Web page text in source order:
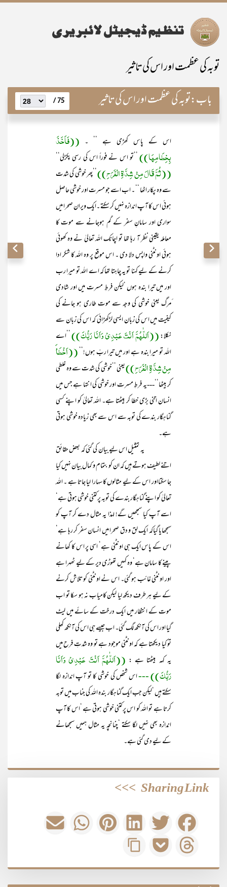
توبہ کی عظمت اور اس کی تاثیر
باب:توبہ کی عظمت اور اس کی تاثیر 75 /
اس کے پاس کھڑی ہے ‘‘ ۔ ((فَاَخَذَ
بِخِطَامِھَا)) ’’تو اس نے فوراً اس کی رسی پکڑلی‘‘
((ثُمَّ قَالَ مِنْ شِدَّۃِ الْفَرَحِ)) ’’پھر خوشی کی شدت
سے وہ پکار اٹھا ‘‘ ۔ اب اسے جو مسرت اور خوشی حاصل
ہوئی اس کا آپ اندازہ نہیں کر سکتے ۔ایک ویران صحرا میں
سواری اور سامانِ سفر کے گم ہوجانے سے موت کا
معاملہ یقینی نظر آ رہا تھا تو اچانک اللہ تعالیٰ نے وہ کھوئی
ہوئی اونٹنی واپس دلا دی ۔ اس موقع پر وہ اللہ کا شکر ادا
کرنے کے لیے کہنا تو یہ چاہتا تھا کہ اے اللہ تو میرا رب
اور میں تیرا بندہ ہوں ‘لیکن فرطِ مسرت میں اور شادی
ٔمرگ یعنی خوشی کی وجہ سے موت طاری ہو جانے کی
کیفیت میں اس کی زبان ایسی لڑکھڑائی کہ اس کی زبان سے
نکلا:((اَللّٰھُمَّ اَنْتَ عَبْدِیْ وَاَنَا رَبُّکَ)) ’’اے
اللہ تو میرا بندہ ہے اور میں تیرا ربّ ہوں!‘‘ ((اَخْطَأَ
مِنْ شِدَّۃِ الْفَرَحِ))یعنی ’’خوشی کی شدت سے وہ غلطی
کر بیٹھا‘‘---یہ فرطِ مسرت اور خوشی کی انتہا ہے جس میں
انسان اتنی بڑی خطا کر بیٹھتا ہے۔ اللہ تعالیٰ کو اپنے کسی
گناہگار بندے کی توبہ سے اس سے بھی زیادہ خوشی ہوتی
ہے۔
یہ تمثیل اس لیے بیان کی گئی کہ بعض حقائق
اتنے لطیف ہوتے ہیں کہ ان کو بتمام و کمال بیان نہیں کیا
جا سکتااور اس کے لیے مثالوں کا سہارا لیا جاتا ہے ۔ اللہ
تعالیٰ کو اپنے گناہگار بندے کی توبہ پر کتنی خوشی ہوتی ہے‘
اسے آپ کیا سمجھیں گے! لہذا یہ مثال دے کر آپ کو
سمجھایا گیاکہ ایک لق و دق صحرا میں انسان سفر کر رہا ہے‘
اس کے پاس ایک ہی اونٹنی ہے‘ اسی پر اس کا کھانے
پینے کا سامان ہے‘ وہ کہیں تھوڑی دیر کے لیے ٹھہرا ہے
اور اونٹنی غائب ہو گئی۔ اس نے اونٹنی کو تلاش کرنے
کے لیے ہر طرف دیکھ لیا لیکن کامیاب نہ ہو سکا تو اب
موت کے انتظار میں ایک درخت کے سائے میں لیٹ
گیا اور اس کی آنکھ لگ گئی۔ اب جیسے ہی اس کی آنکھ کھلی
تو کیا دیکھتا ہے کہ اونٹنی موجود ہے تو وہ شدتِ فرح میں
یہ کہہ بیٹھتا ہے : ((اَللّٰھُمَّ اَنْتَ عَبْدِیْ وَاَنَا
رَبُّکَ)) ---اس شخص کی خوشی کا تو آپ اندازہ لگا
سکتے ہیں ‘لیکن جب ایک گناہگار بندہ اللہ کی جناب میں توبہ
کرتا ہے تو اللہ کو اس پر کتنی خوشی ہوتی ہے ‘اس کا آپ
اندازہ بھی نہیں لگا سکتے ‘چنانچہ یہ مثال ہمیں سمجھانے
کے لیے دی گئی ہے۔
Sharing Link
>>>